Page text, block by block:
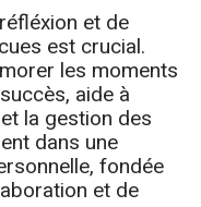
et de
est crucial.
les moments
aide à
la gestion des
dans une
fondée
et de